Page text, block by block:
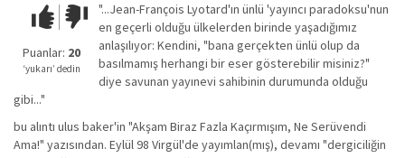
Çok iyi!O
kadar
iyi
değil!
Puanlar: 20
‘yukarı’ dedin
"...Jean-François Lyotard'ın ünlü 'yayıncı paradoksu'nun
en geçerli olduğu ülkelerden birinde yaşadığımız
anlaşılıyor: Kendini, "bana gerçekten ünlü olup da
basılmamış herhangi bir eser gösterebilir misiniz?"
diye savunan yayınevi sahibinin durumunda olduğu
gibi..."
bu alıntı ulus baker'in "Akşam Biraz Fazla Kaçırmışım, Ne Serüvendi
Ama!" yazısından. Eylül 98 Virgül'de yayımlan(mış), devamı "dergiciliğin